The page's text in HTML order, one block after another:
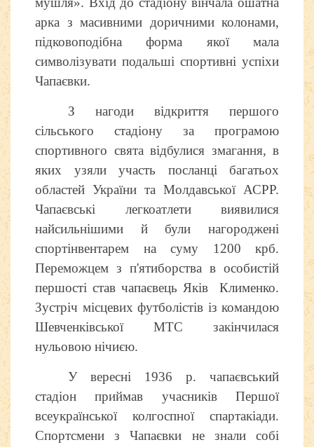
арка з масивними доричними колонами,
підковоподібна форма якої мала
символізувати подальші спортивні успіхи
Чапаєвки.
З нагоди відкриття першого
сільського стадіону за програмою
спортивного свята відбулися змагання, в
яких узяли участь посланці багатьох
областей України та Молдавської АСРР.
Чапаєвські легкоатлети виявилися
найсильнішими й були нагороджені
спортінвентарем на суму 1200 крб.
Переможцем з п'ятиборства в особистій
першості став чапаєвець Яків Клименко.
Зустріч місцевих футболістів із командою
Шевченківської МТС закінчилася
нульовою нічиєю.
У вересні 1936 р. чапаєвський
стадіон приймав учасників Першої
всеукраїнської колгоспної спартакіади.
Спортсмени з Чапаєвки не знали собі